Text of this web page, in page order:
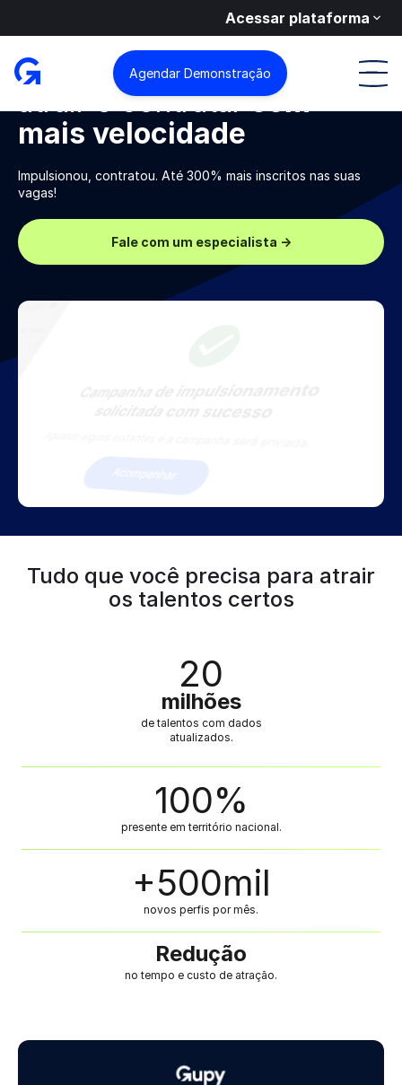
Acessar plataforma
Agendar Demonstração
Impulsione vagas para
atrair e contratarcom
mais velocidade
Impulsionou, contratou. Até 300% mais inscritos nas suas
vagas!
Fale com um especialista ->
Tudo que você precisa para atrair
os talentos certos
20
milhões
de talentos com dados
atualizados.
100%
presente em território nacional.
+500mil
novos perfis por mês.
Redução
no tempo e custo de atração.